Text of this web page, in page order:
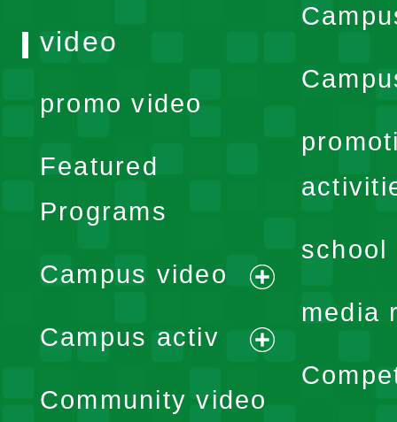
school
media
video
promo video
Featured
Programs
Campus video
expand
menu
Campus activ
expand
Community video